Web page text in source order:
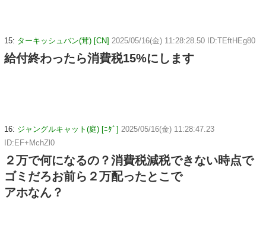
15: ターキッシュバン(茸) [CN] 2025/05/16(金) 11:28:28.50 ID:TEftHEg80
給付終わったら消費税15%にします
16: ジャングルキャット(庭) [ﾆﾀﾞ] 2025/05/16(金) 11:28:47.23
ID:EF+MchZl0
２万で何になるの？消費税減税できない時点で
ゴミだろお前ら２万配ったとこで
アホなん？